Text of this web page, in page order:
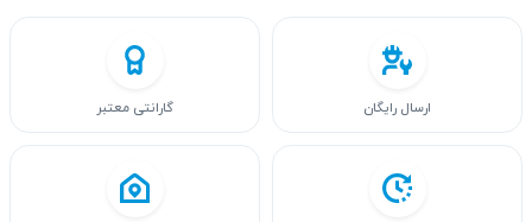
ارسال رایگان گارانتی معتبر